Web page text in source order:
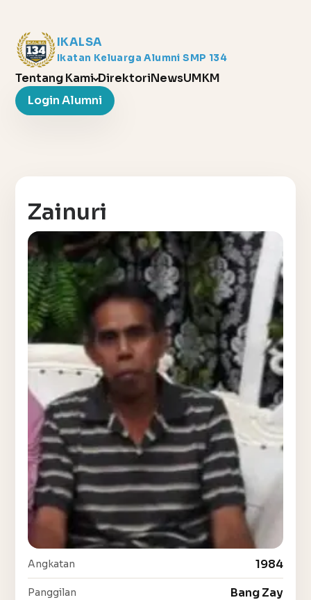
IKALSA
Ikatan Keluarga Alumni SMP 134
Tentang Kami DirektoriNewsUMKM
Login Alumni
Zainuri
Angkatan 1984
Panggilan Bang Zay